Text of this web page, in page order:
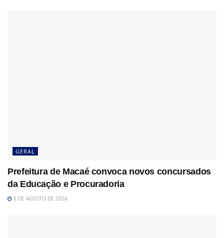
GERAL
Prefeitura de Macaé convoca novos concursados
da Educação e Procuradoria
8 DE AGOSTO DE 2026